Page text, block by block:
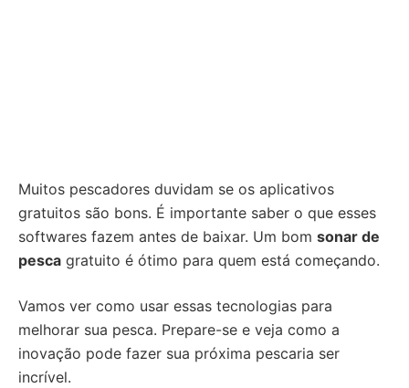
Muitos pescadores duvidam se os aplicativos
gratuitos são bons. É importante saber o que esses
softwares fazem antes de baixar. Um bom sonar de
pesca gratuito é ótimo para quem está começando.
Vamos ver como usar essas tecnologias para
melhorar sua pesca. Prepare-se e veja como a
inovação pode fazer sua próxima pescaria ser
incrível.